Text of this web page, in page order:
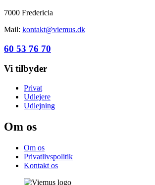
7000 Fredericia
Mail: kontakt@viemus.dk
60 53 76 70
Vi tilbyder
Privat
Udlejere
Udlejning
Om os
Om os
Privatlivspolitik
Kontakt os